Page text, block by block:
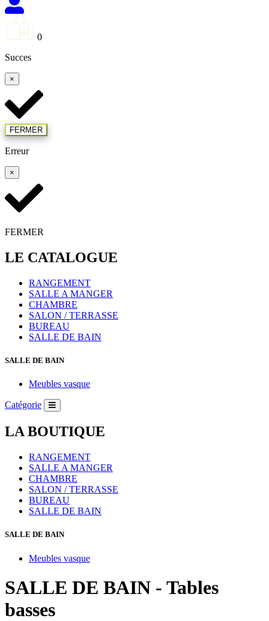
0
Succes
×
FERMER
Erreur
×
FERMER
LE CATALOGUE
RANGEMENT
SALLE A MANGER
CHAMBRE
SALON / TERRASSE
BUREAU
SALLE DE BAIN
SALLE DE BAIN
Meubles vasque
Catégorie
LA BOUTIQUE
RANGEMENT
SALLE A MANGER
CHAMBRE
SALON / TERRASSE
BUREAU
SALLE DE BAIN
SALLE DE BAIN
Meubles vasque
SALLE DE BAIN - Tables
basses